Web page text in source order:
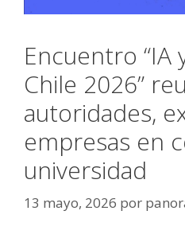
Encuentro “IA
Chile 2026”
autoridades,
empresas en
universidad
13 mayo, 2026 por